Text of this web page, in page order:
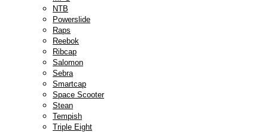
NTB
Powerslide
Raps
Reebok
Ribcap
Salomon
Sebra
Smartcap
Space Scooter
Stean
Tempish
Triple Eight